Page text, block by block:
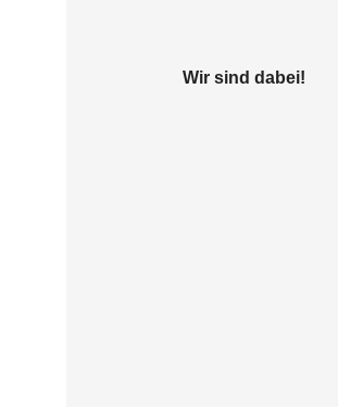
Wir sind dabei!